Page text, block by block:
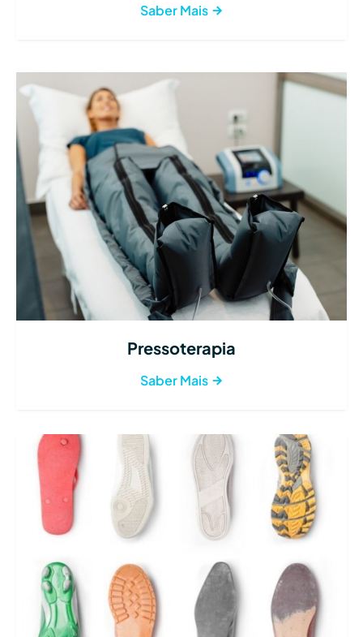
Saber Mais
Pressoterapia
Saber Mais